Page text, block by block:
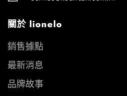
關於 lionelo
銷售據點
最新消息
品牌故事